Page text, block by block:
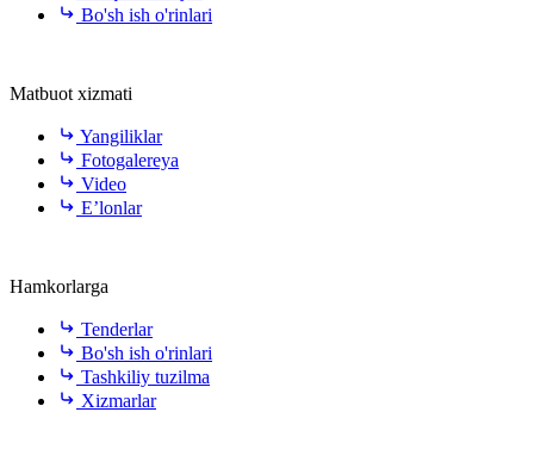
Bo'sh ish o'rinlari
Matbuot xizmati
Yangiliklar
Fotogalereya
Video
E’lonlar
Hamkorlarga
Tenderlar
Bo'sh ish o'rinlari
Tashkiliy tuzilma
Xizmarlar